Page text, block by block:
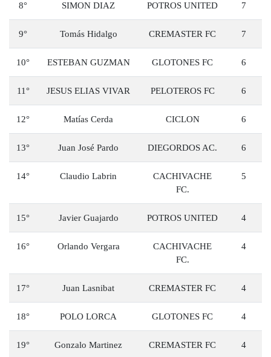
8° SIMON DIAZ POTROS UNITED 7
9° Tomás Hidalgo CREMASTER FC 7
10° ESTEBAN GUZMAN GLOTONES FC 6
11° JESUS ELIAS VIVAR PELOTEROS FC 6
12° Matías Cerda CICLON 6
13° Juan José Pardo DIEGORDOS AC. 6
14° Claudio Labrin
CACHIVACHE
FC.
5
15° Javier Guajardo POTROS UNITED 4
16° Orlando Vergara
CACHIVACHE
FC.
4
17° Juan Lasnibat CREMASTER FC 4
18° POLO LORCA GLOTONES FC 4
19° Gonzalo Martinez CREMASTER FC 4